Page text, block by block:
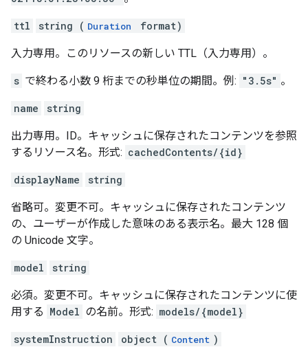
ttl string ( Duration format)
入力専用。このリソースの新しい TTL（入力専用）。
s で終わる小数 9 桁までの秒単位の期間。例: "3.5s" 。
name string
出力専用。ID。キャッシュに保存されたコンテンツを参照
するリソース名。形式: cachedContents/{id}
displayName string
省略可。変更不可。キャッシュに保存されたコンテンツ
の、ユーザーが作成した意味のある表示名。最大 128 個
の Unicode 文字。
model string
必須。変更不可。キャッシュに保存されたコンテンツに使
用する Model の名前。形式: models/{model}
systemInstruction object ( Content )